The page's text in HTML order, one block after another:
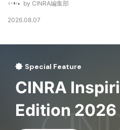
by CINRA編集部
2026.08.07
Special Feature
CINRA
Edition 2026